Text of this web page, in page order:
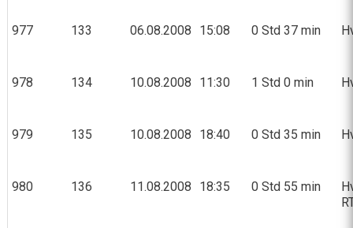
977 133 06.08.2008 15:08 0 Std 37 min
978 134 10.08.2008 11:30 1 Std 0 min
979 135 10.08.2008 18:40 0 Std 35 min
980 136 11.08.2008 18:35 0 Std 55 min